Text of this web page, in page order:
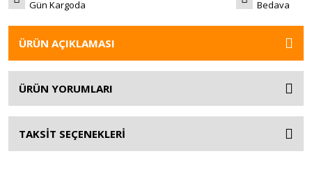
Gün Kargoda
Bedava
ÜRÜN AÇIKLAMASI
ÜRÜN YORUMLARI
TAKSİT SEÇENEKLERİ